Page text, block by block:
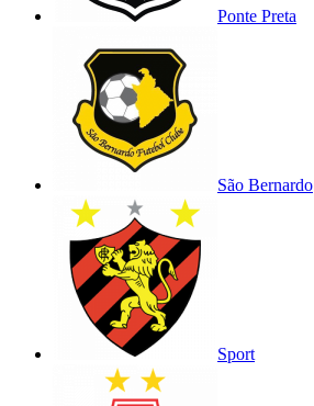
Ponte Preta
São Bernardo
Sport